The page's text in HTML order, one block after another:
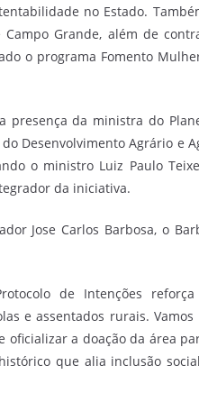
no Estado.
Grande, além de
o programa Fomento
presença da ministra do
Desenvolvimento Agrário e
o ministro Luiz Paulo
da iniciativa.
Jose Carlos Barbosa, o
de Intenções
e assentados rurais.
oficializar a doação da área
que alia inclusão